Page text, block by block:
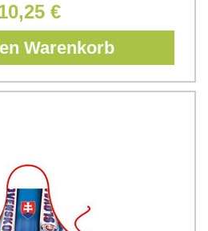
€
Warenkorb